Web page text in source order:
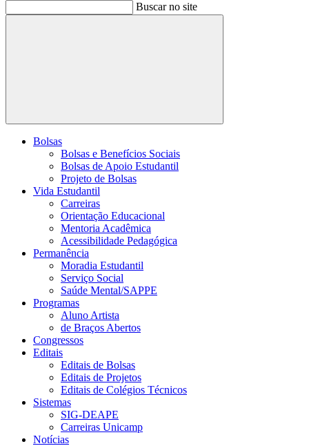
Buscar no site
Buscar
Bolsas
Bolsas e Benefícios Sociais
Bolsas de Apoio Estudantil
Projeto de Bolsas
Vida Estudantil
Carreiras
Orientação Educacional
Mentoria Acadêmica
Acessibilidade Pedagógica
Permanência
Moradia Estudantil
Serviço Social
Saúde Mental/SAPPE
Programas
Aluno Artista
de Braços Abertos
Congressos
Editais
Editais de Bolsas
Editais de Projetos
Editais de Colégios Técnicos
Sistemas
SIG-DEAPE
Carreiras Unicamp
Notícias